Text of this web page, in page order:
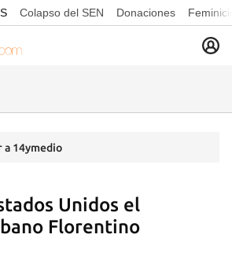
Colapso del SEN Donaciones
a 14ymedio
Unidos el
Florentino